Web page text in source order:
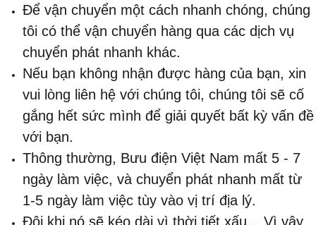
Để vận chuyển một cách nhanh chóng, chúng
tôi có thể vận chuyển hàng qua các dịch vụ
chuyển phát nhanh khác.
Nếu bạn không nhận được hàng của bạn, xin
vui lòng liên hệ với chúng tôi, chúng tôi sẽ cố
gắng hết sức mình để giải quyết bất kỳ vấn đề
với bạn.
Thông thường, Bưu điện Việt Nam mất 5 - 7
ngày làm việc, và chuyển phát nhanh mất từ
1-5 ngày làm việc tùy vào vị trí địa lý.
Đôi khi nó sẽ kéo dài vì thời tiết xấu... Vì vậy